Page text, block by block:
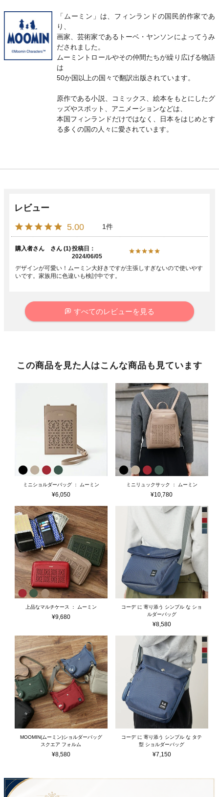
「ムーミン」は、フィンランドの国民的作家であ
り、
画家、芸術家であるトーベ・ヤンソンによってうみ
だされました。
ムーミントロールやその仲間たちが繰り広げる物語
は
50か国以上の国々で翻訳出版されています。
原作である小説、コミックス、絵本をもとにしたグ
ッズやスポット、アニメーションなどは、
本国フィンランドだけではなく、日本をはじめとす
る多くの国の人々に愛されています。
5.00 1
購入者さん 1 投稿日
2024/06/05
デザインが可愛い！ムーミン大好きですが主張しすぎないので使いやす
いです。家族用に色違いも検討中です。
すべてのレビューを見る
この商品を見た人はこんな商品も見ています
ミニショルダーバッグ ： ムーミン
¥6,050
ミニリュックサック ： ムーミン
¥10,780
上品なマルチケース ： ムーミン
¥9,680
コーデ に 寄り添う シンプル な ショ
ルダーバッグ
¥8,580
MOOMIN(ムーミン)ショルダーバッグ
スクエア フォルム
¥8,580
コーデ に 寄り添う シンプル な タテ
型 ショルダーバッグ
¥7,150